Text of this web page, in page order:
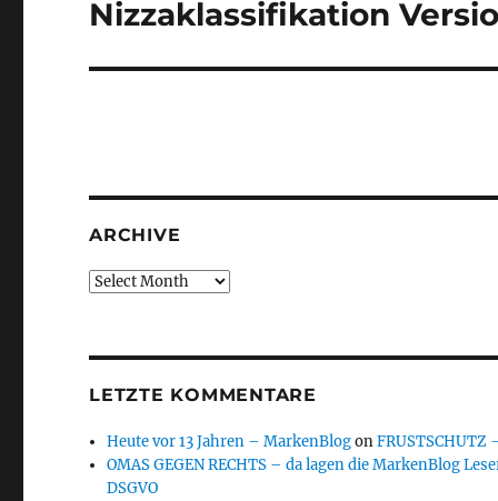
Next
Nizzaklassifikation
ARCHIVE
Archive
LETZTE KOMMENTARE
Heute vor 13 Jahren – MarkenBlogon
OMAS GEGEN RECHTS – da lagen die MarkenBlog
DSGVO